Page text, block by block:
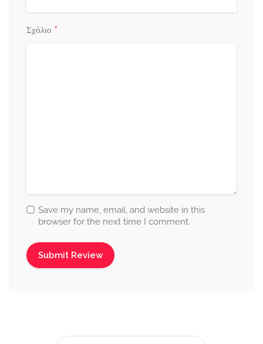
Σχόλιο *
Save my name, email, and website in this
browser for the next time I comment.